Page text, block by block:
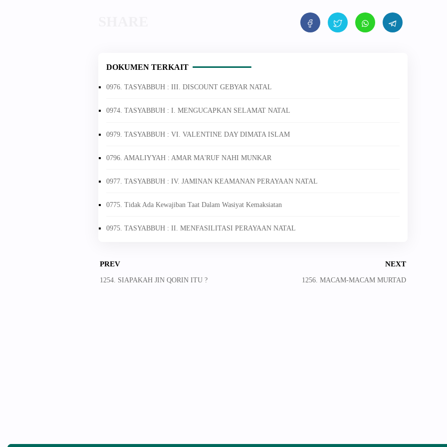
DOKUMEN TERKAIT
0976. TASYABBUH : III. DISCOUNT GEBYAR NATAL
0974. TASYABBUH : I. MENGUCAPKAN SELAMAT NATAL
0979. TASYABBUH : VI. VALENTINE DAY DIMATA ISLAM
0796. AMALIYYAH : AMAR MA'RUF NAHI MUNKAR
0977. TASYABBUH : IV. JAMINAN KEAMANAN PERAYAAN NATAL
0775. Tidak Ada Kewajiban Taat Dalam Wasiyat Kemaksiatan
0975. TASYABBUH : II. MENFASILITASI PERAYAAN NATAL
PREV
1254. SIAPAKAH JIN QORIN ITU ?
NEXT
1256. MACAM-MACAM MURTAD